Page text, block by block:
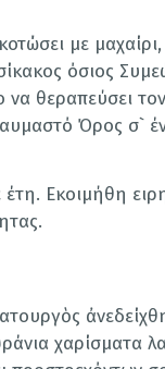
με
όσιος
θεραπεύσει
Όρος σ`
Εκοιμήθη
χαρίσματα